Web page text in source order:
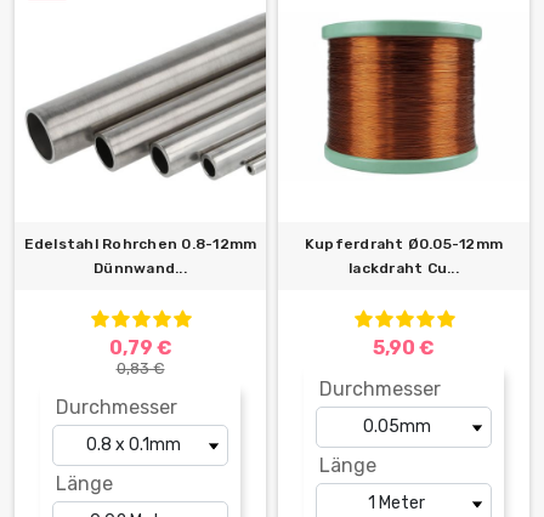
Edelstahl Rohrchen 0.8-12mm
Dünnwand...
0,79 €
0,83 €
Durchmesser
Länge
Kupferdraht Ø0.05-12mm
lackdraht Cu...
5,90 €
Durchmesser
Länge